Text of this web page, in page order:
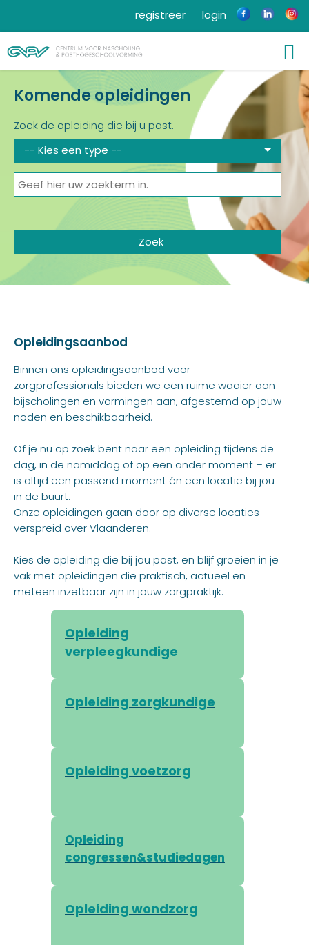
login
registreer
Komende opleidingen
Zoek de opleiding die bij u past.
-- Kies een type --
Opleidingsaanbod
Binnen ons opleidingsaanbod voor
zorgprofessionals bieden we een ruime waaier aan
bijscholingen en vormingen aan, afgestemd op jouw
noden en beschikbaarheid.
Of je nu op zoek bent naar een opleiding tijdens de
dag, in de namiddag of op een ander moment – er
is altijd een passend moment én een locatie bij jou
in de buurt.
Onze opleidingen gaan door op diverse locaties
verspreid over Vlaanderen.
Kies de opleiding die bij jou past, en blijf groeien in je
vak met opleidingen die praktisch, actueel en
meteen inzetbaar zijn in jouw zorgpraktijk.
Opleiding
verpleegkundige
Opleiding zorgkundige
Opleiding voetzorg
Opleiding
congressen&studiedagen
Opleiding wondzorg